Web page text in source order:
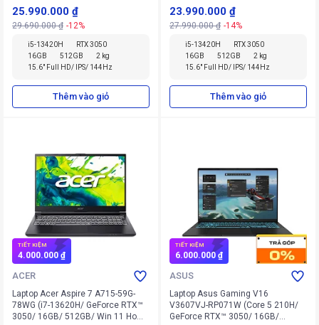
Home)
25.990.000 ₫
29.690.000 ₫ -12%
i5-13420H
RTX 3050
16GB
512GB
2 kg
15.6" Full HD/ IPS/ 144Hz
Thêm vào giỏ
SL)
23.990.000 ₫
27.990.000 ₫ -14%
i5-13420H
RTX 3050
16GB
512GB
2 kg
15.6" Full HD/ IPS/ 144Hz
Thêm vào giỏ
TIẾT KIỆM
4.000.000 ₫
ACER
Laptop Acer Aspire 7 A715-59G-
78WG (i7-13620H/ GeForce RTX™
3050/ 16GB/ 512GB/ Win 11 Home
TIẾT KIỆM
6.000.000 ₫
ASUS
Laptop Asus Gaming V16
V3607VJ-RP071W (Core 5 210H/
GeForce RTX™ 3050/ 16GB/